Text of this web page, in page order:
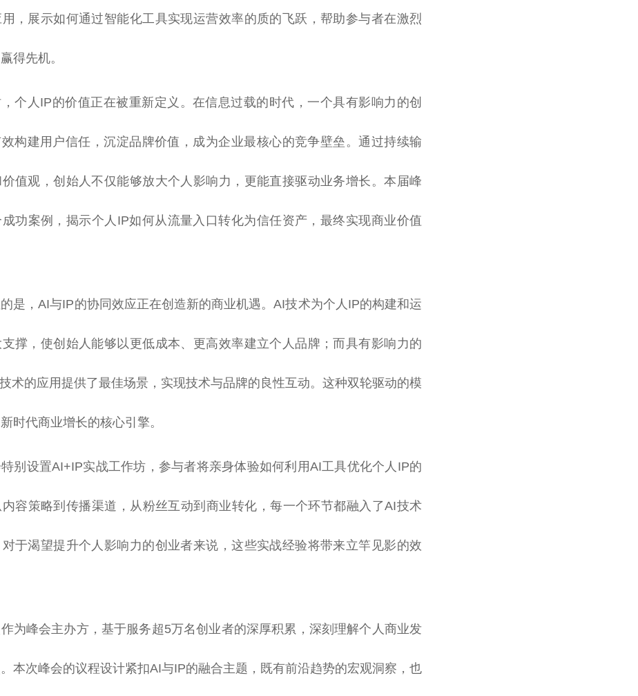
，展示如何通过智能化工具实现运营效率的质的飞跃，帮助参与者在激烈
得先机。
个人IP的价值正在被重新定义。在信息过载的时代，一个具有影响力的创
构建用户信任，沉淀品牌价值，成为企业最核心的竞争壁垒。通过持续输
值观，创始人不仅能够放大个人影响力，更能直接驱动业务增长。本届峰
功案例，揭示个人IP如何从流量入口转化为信任资产，最终实现商业价值
是，AI与IP的协同效应正在创造新的商业机遇。AI技术为个人IP的构建和运
撑，使创始人能够以更低成本、更高效率建立个人品牌；而具有影响力的
术的应用提供了最佳场景，实现技术与品牌的良性互动。这种双轮驱动的模
时代商业增长的核心引擎。
别设置AI+IP实战工作坊，参与者将亲身体验如何利用AI工具优化个人IP的
容策略到传播渠道，从粉丝互动到商业转化，每一个环节都融入了AI技术
于渴望提升个人影响力的创业者来说，这些实战经验将带来立竿见影的效
为峰会主办方，基于服务超5万名创业者的深厚积累，深刻理解个人商业发
本次峰会的议程设计紧扣AI与IP的融合主题，既有前沿趋势的宏观洞察，也